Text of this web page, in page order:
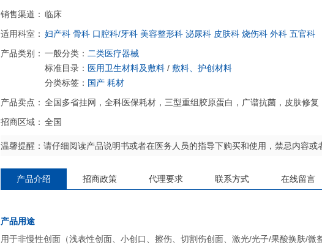
销售渠道： 临床
适用科室： 妇产科 骨科 口腔科/牙科 美容整形科 泌尿科 皮肤科 烧伤科 外科 五官科
产品类别： 一般分类： 二类医疗器械
标准目录： 医用卫生材料及敷料 / 敷料、护创材料
分类标签： 国产 耗材
产品卖点： 全国多省挂网，全科医保耗材，三型重组胶原蛋白，广谱抗菌，皮肤修复
招商区域： 全国
温馨提醒：请仔细阅读产品说明书或者在医务人员的指导下购买和使用，禁忌内容或
产品介绍 招商政策 代理要求 联系方式 在线留言
产品用途
用于非慢性创面（浅表性创面、小创口、擦伤、切割伤创面、激光/光子/果酸换肤/微